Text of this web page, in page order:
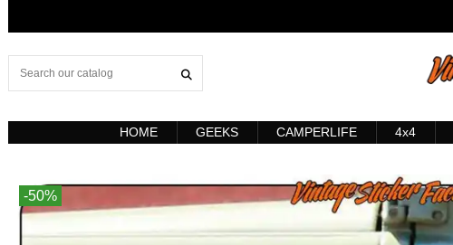
HOME GEEKS CAMPERLIFE 4x4
-50%